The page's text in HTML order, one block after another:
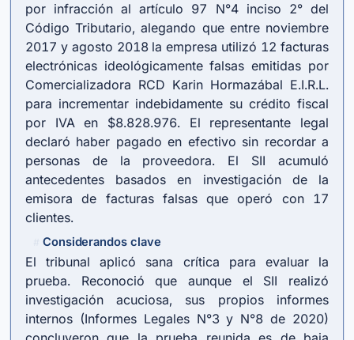
por infracción al artículo 97 N°4 inciso 2° del
Código Tributario, alegando que entre noviembre
2017 y agosto 2018 la empresa utilizó 12 facturas
electrónicas ideológicamente falsas emitidas por
Comercializadora RCD Karin Hormazábal E.I.R.L.
para incrementar indebidamente su crédito fiscal
por IVA en $8.828.976. El representante legal
declaró haber pagado en efectivo sin recordar a
personas de la proveedora. El SII acumuló
antecedentes basados en investigación de la
emisora de facturas falsas que operó con 17
clientes.
Considerandos clave
El tribunal aplicó sana crítica para evaluar la
prueba. Reconoció que aunque el SII realizó
investigación acuciosa, sus propios informes
internos (Informes Legales N°3 y N°8 de 2020)